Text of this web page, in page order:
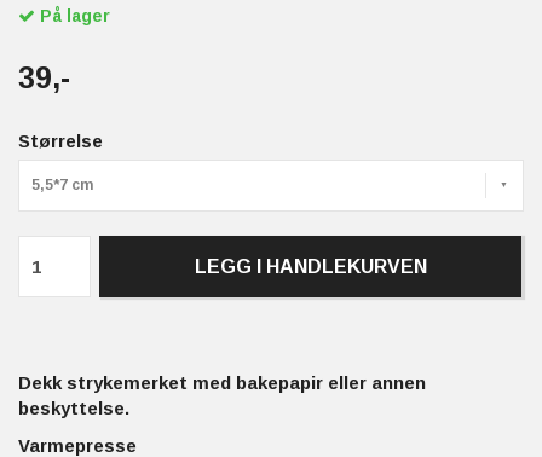
På lager
39,-
Størrelse
5,5*7 cm
LEGG I HANDLEKURVEN
Dekk strykemerket med bakepapir eller annen
beskyttelse.
Varmepresse